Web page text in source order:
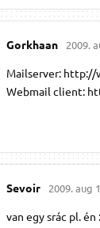
Gorkhaan 2009.
Mailserver: http://
Webmail client:
Sevoir 2009. aug
van egy srác pl. én